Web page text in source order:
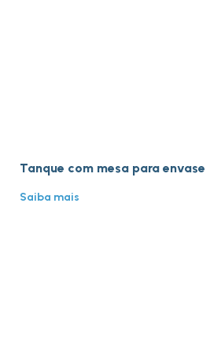
Tanque com mesa para envase
Saiba mais